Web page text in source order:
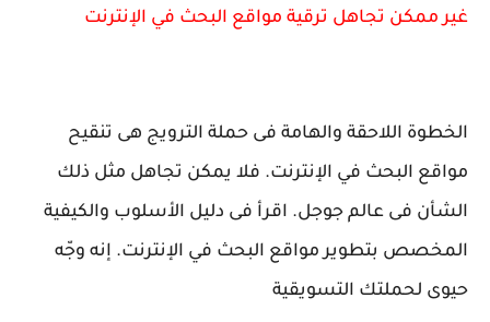
غير ممكن تجاهل ترقية مواقع البحث في الإنترنت
الخطوة اللاحقة والهامة فى حملة الترويج هى تنقيح
مواقع البحث في الإنترنت. فلا يمكن تجاهل مثل ذلك
الشأن فى عالم جوجل. اقرأ فى دليل الأسلوب والكيفية
المخصص بتطوير مواقع البحث في الإنترنت. إنه وجّه
حيوى لحملتك التسويقية